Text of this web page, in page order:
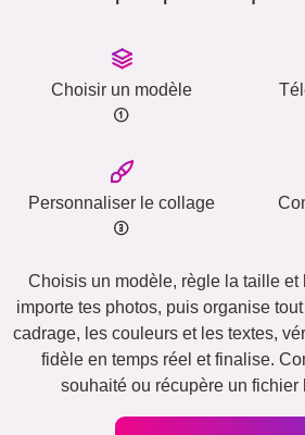
Choisir un modèle
Personnaliser le collage
Choisis un modèle, règle la taille et
importe tes photos, puis organise
cadrage, les couleurs et les textes,
fidèle en temps réel et finalise.
souhaité ou récupère un fichier